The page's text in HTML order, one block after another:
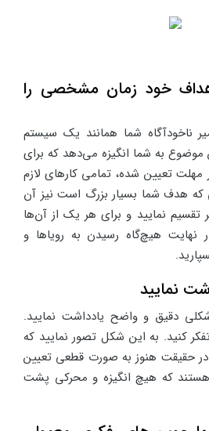
خود زمان مشخصی را
ناخودآگاه شما همانند یک سیستم
به شما انگیزه می‌دهد که برای
تعیین شده، تمامی کارهای لازم
که هدف شما بسیار بزرگ است نیز آن
نمایید و برای هر یک از آن‌ها
هیچ‌گاه رسیدن به رویاها و
نمایید
دقیق و واضح یادداشت نمایید.
کنید. به این شکل تصور نمایید که
در حقیقت هنوز به صورت قطعی تعیین
هستند که هیچ انگیزه و محرکی پشت